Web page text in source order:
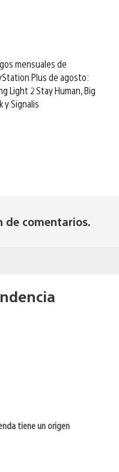
mensuales de
Plus de agosto:
Light 2 Stay Human, Big
y Signalis
de comentarios.
tiene un origen